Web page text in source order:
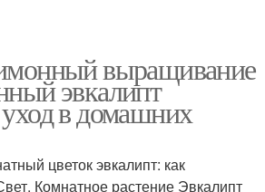
выращивание
эвкалипт
в домашних
цветок эвкалипт: как
Комнатное растение Эвкалипт